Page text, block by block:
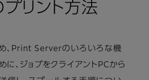
リント方法
、Print Serverのいろいろな機
に、ジョブをクライアントPCから